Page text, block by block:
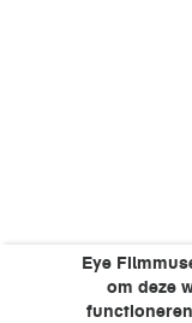
Eye
om deze